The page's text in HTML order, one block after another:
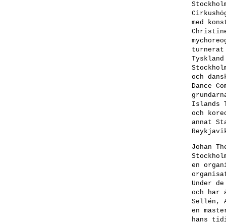
med
och
Dance
Islands
och
annat
Johan
en
Under
och har
Sellén,
en
hans